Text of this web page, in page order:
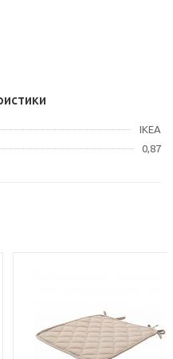
IKEA
0,87